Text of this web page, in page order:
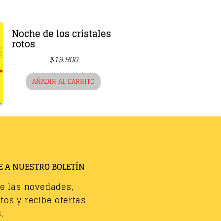
Noche de los cristales
rotos
$19.900
AÑADIR AL CARRITO
A NUESTRO BOLETÍN
las novedades,
y recibe ofertas